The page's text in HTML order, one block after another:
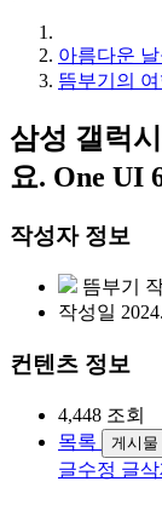
아름다운
뜸부기의 여
삼성 갤럭
요. One UI
작성자 정보
뜸부기
작성일
컨텐츠 정보
4,448 조회
목록
게시물
글수정 글삭